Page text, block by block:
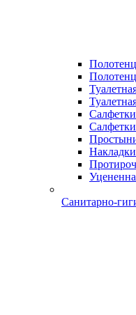
Санитарно-